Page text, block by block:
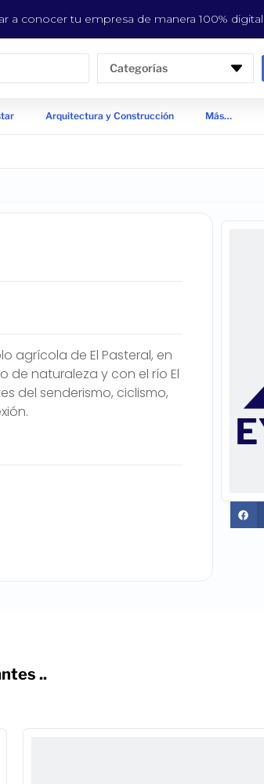
a conocer tu empresa de manera 100% digital
Categorías
Arquitectura y Construcción Más…
agrícola de El Pasteral, en
de naturaleza y con el río El
del senderismo, ciclismo,
..